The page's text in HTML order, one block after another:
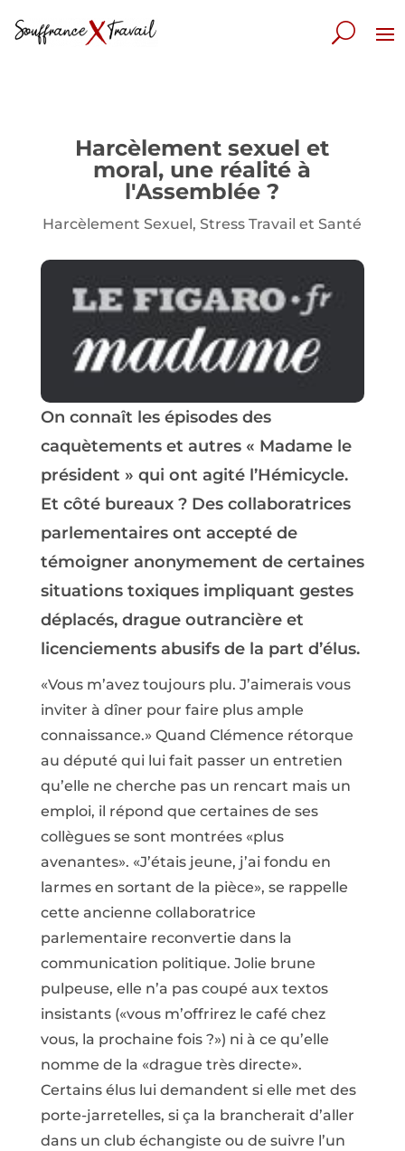
Harcèlement sexuel et
moral, une réalité à
l'Assemblée ?
Harcèlement Sexuel,Stress Travail et Santé
On connaît les épisodes des
caquètements et autres « Madame le
président » qui ont agité l’Hémicycle.
Et côté bureaux ? Des collaboratrices
parlementaires ont accepté de
témoigner anonymement de certaines
situations toxiques impliquant gestes
déplacés, drague outrancière et
licenciements abusifs de la part d’élus.
«Vous m’avez toujours plu. J’aimerais vous
inviter à dîner pour faire plus ample
connaissance.» Quand Clémence rétorque
au député qui lui fait passer un entretien
qu’elle ne cherche pas un rencart mais un
emploi, il répond que certaines de ses
collègues se sont montrées «plus
avenantes». «J’étais jeune, j’ai fondu en
larmes en sortant de la pièce», se rappelle
cette ancienne collaboratrice
parlementaire reconvertie dans la
communication politique. Jolie brune
pulpeuse, elle n’a pas coupé aux textos
insistants («vous m’offrirez le café chez
vous, la prochaine fois ?») ni à ce qu’elle
nomme de la «drague très directe».
Certains élus lui demandent si elle met des
porte-jarretelles, si ça la brancherait d’aller
dans un club échangiste ou de suivre l’un